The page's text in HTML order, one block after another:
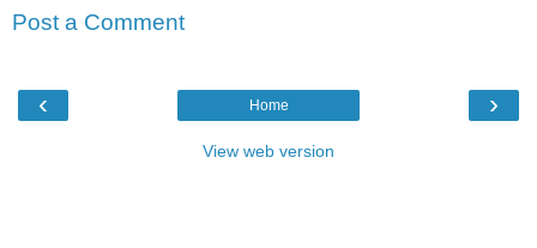
Post a Comment
‹ ›
Home
View web version